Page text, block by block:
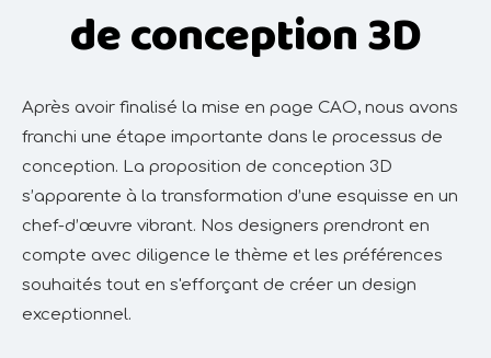
de conception 3D
Après avoir finalisé la mise en page CAO, nous avons
franchi une étape importante dans le processus de
conception. La proposition de conception 3D
s’apparente à la transformation d’une esquisse en un
chef-d’œuvre vibrant. Nos designers prendront en
compte avec diligence le thème et les préférences
souhaités tout en s'efforçant de créer un design
exceptionnel.